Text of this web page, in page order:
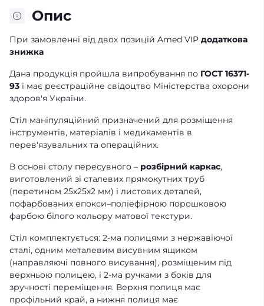
Опис
При замовленні від двох позицій Amed VIP додаткова
знижка
Дана продукція пройшла випробування по ГОСТ 16371-
93 і має реєстраційне свідоцтво Міністерства охорони
здоров'я України.
Стіл маніпуляційний призначений для розміщення
інструментів, матеріалів і медикаментів в
перев'язувальних та операційних.
В основі столу пересувного – розбірний каркас,
виготовлений зі сталевих прямокутних труб
(перетином 25х25х2 мм) і листових деталей,
пофарбованих епокси–поліефірною порошковою
фарбою білого кольору матової текстури.
Стіл комплектується: 2-ма полицями з нержавіючої
сталі, одним металевим висувним ящиком
(направляючі повного висування), розміщеним під
верхньою полицею, і 2-ма ручками з боків для
зручності переміщення. Верхня полиця має
профільний край, а нижня полиця має